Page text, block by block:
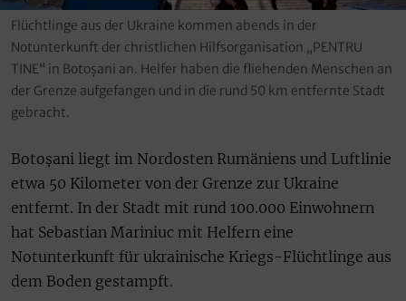
Flüchtlinge aus der Ukraine kommen abends in der
Notunterkunft der christlichen Hilfsorganisation „PENTRU
TINE“ in Botoșani an. Helfer haben die fliehenden Menschen an
der Grenze aufgefangen und in die rund 50 km entfernte Stadt
gebracht.
Botoșani liegt im Nordosten Rumäniens und Luftlinie
etwa 50 Kilometer von der Grenze zur Ukraine
entfernt. In der Stadt mit rund 100.000 Einwohnern
hat Sebastian Mariniuc mit Helfern eine
Notunterkunft für ukrainische Kriegs-Flüchtlinge aus
dem Boden gestampft.